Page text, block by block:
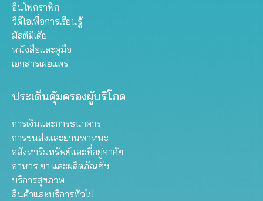
อินโฟกราฟิก
วิดีโอเพื่อการเรียนรู้
มัลติมีเดีย
หนังสือและคู่มือ
เอกสารเผยแพร่
ประเด็นคุ้มครองผู้บริโภค
การเงินและการธนาคาร
การขนส่งและยานพาหนะ
อสังหาริมทรัพย์และที่อยู่อาศัย
อาหาร ยา และผลิตภัณฑ์ฯ
บริการสุขภาพ
สินค้าและบริการทั่วไป